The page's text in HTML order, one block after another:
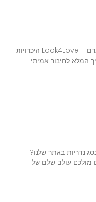
היכרויות עם קוקסינליות ישראליות בטלגרם – Look4Love היכרויות
המלא לחיבור אמיתי
באתר שלנו?
מולכם עולם שלם של